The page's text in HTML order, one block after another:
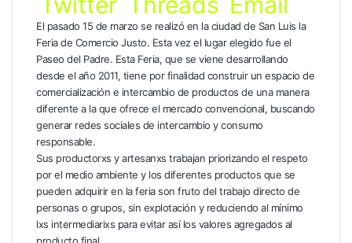
El pasado 15 de marzo se realizó en la ciudad de San Luis la
Feria de Comercio Justo. Esta vez el lugar elegido fue el
Paseo del Padre. Esta Feria, que se viene desarrollando
desde el año 2011, tiene por finalidad construir un espacio de
comercialización e intercambio de productos de una manera
diferente a la que ofrece el mercado convencional, buscando
generar redes sociales de intercambio y consumo
responsable.
Sus productorxs y artesanxs trabajan priorizando el respeto
por el medio ambiente y los diferentes productos que se
pueden adquirir en la feria son fruto del trabajo directo de
personas o grupos, sin explotación y reduciendo al mínimo
lxs intermediarixs para evitar así los valores agregados al